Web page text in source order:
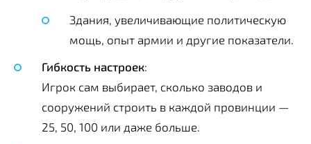
Здания, увеличивающие политическую
мощь, опыт армии и другие показатели.
Гибкость настроек:
Игрок сам выбирает, сколько заводов и
сооружений строить в каждой провинции —
25, 50, 100 или даже больше.